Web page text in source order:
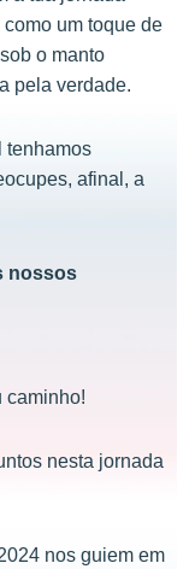
como um toque de
o manto
pela verdade.
tenhamos
afinal, a
nossos
caminho!
nesta jornada
nos guiem em